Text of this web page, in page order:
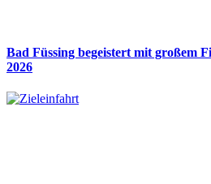
Bad Füssing begeistert mit großem
2026